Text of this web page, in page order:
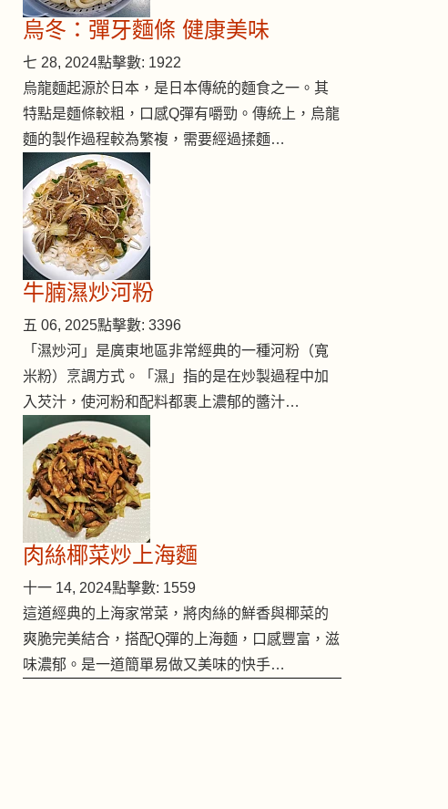
烏冬：彈牙麵條 健康美味
七 28, 2024點擊數: 1922
烏龍麵起源於日本，是日本傳統的麵食之一。其
特點是麵條較粗，口感Q彈有嚼勁。傳統上，烏龍
麵的製作過程較為繁複，需要經過揉麵…
牛腩濕炒河粉
五 06, 2025點擊數: 3396
「濕炒河」是廣東地區非常經典的一種河粉（寬
米粉）烹調方式。「濕」指的是在炒製過程中加
入芡汁，使河粉和配料都裹上濃郁的醬汁…
肉絲椰菜炒上海麵
十一 14, 2024點擊數: 1559
這道經典的上海家常菜，將肉絲的鮮香與椰菜的
爽脆完美結合，搭配Q彈的上海麵，口感豐富，滋
味濃郁。是一道簡單易做又美味的快手…